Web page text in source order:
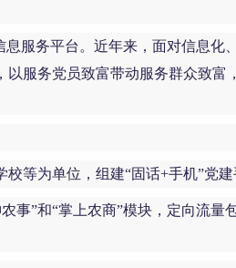
服务平台。近年来，面对信息
服务党员致富带动服务群众致
等为单位，组建“固话+手机”党
事”和“掌上农商”模块，定向流